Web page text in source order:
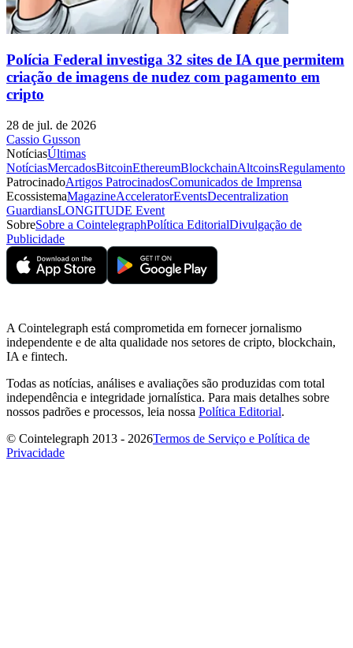
Polícia Federal investiga 32 sites de IA que permitem
criação de imagens de nudez com pagamento em
cripto
28 de jul. de 2026
Cassio Gusson
NotíciasÚltimas
NotíciasMercadosBitcoinEthereumBlockchainAltcoinsRegulamento
PatrocinadoArtigos PatrocinadosComunicados de Imprensa
EcossistemaMagazineAcceleratorEventsDecentralization
GuardiansLONGITUDE Event
SobreSobre a CointelegraphPolítica EditorialDivulgação de
Publicidade
A Cointelegraph está comprometida em fornecer jornalismo
independente e de alta qualidade nos setores de cripto, blockchain,
IA e fintech.
Todas as notícias, análises e avaliações são produzidas com total
independência e integridade jornalística. Para mais detalhes sobre
nossos padrões e processos, leia nossa Política Editorial.
© Cointelegraph 2013 - 2026Termos de Serviço e Política de
Privacidade